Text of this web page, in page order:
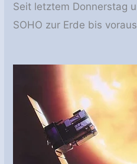
Seit letztem Donnerstag
SOHO zur Erde bis